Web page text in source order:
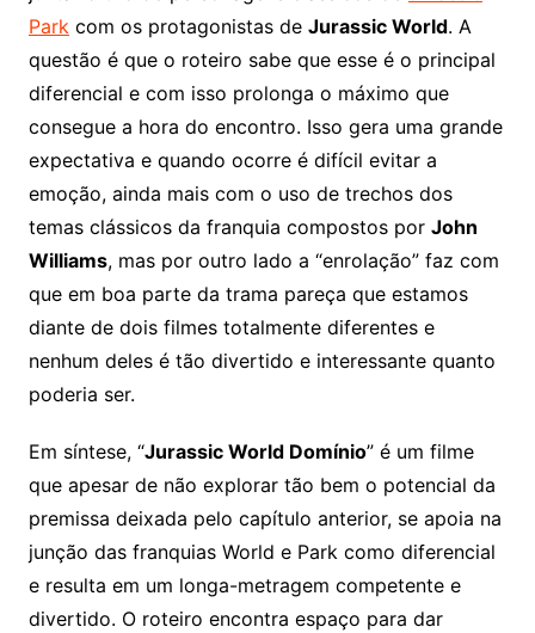
Parkcom os protagonistas de Jurassic World. A
questão é que o roteiro sabe que esse é o principal
diferencial e com isso prolonga o máximo que
consegue a hora do encontro. Isso gera uma grande
expectativa e quando ocorre é difícil evitar a
emoção, ainda mais com o uso de trechos dos
temas clássicos da franquia compostos por John
Williams, mas por outro lado a “enrolação” faz com
que em boa parte da trama pareça que estamos
diante de dois filmes totalmente diferentes e
nenhum deles é tão divertido e interessante quanto
poderia ser.
Em síntese, “Jurassic World Domínio” é um filme
que apesar de não explorar tão bem o potencial da
premissa deixada pelo capítulo anterior, se apoia na
junção das franquias World e Park como diferencial
e resulta em um longa-metragem competente e
divertido. O roteiro encontra espaço para dar